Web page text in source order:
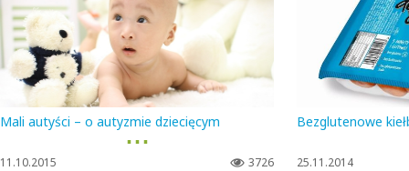
Mali autyści – o autyzmie dziecięcym
▪ ▪ ▪
3726
11.10.2015
Bezglutenowe
25.11.2014